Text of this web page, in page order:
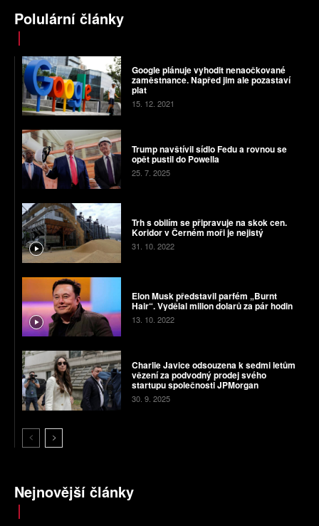
Polulární články
Google plánuje vyhodit nenaočkované
zaměstnance. Napřed jim ale pozastaví
plat
15. 12. 2021
Trump navštívil sídlo Fedu a rovnou se
opět pustil do Powella
25. 7. 2025
Trh s obilím se připravuje na skok cen.
Koridor v Černém moři je nejistý
31. 10. 2022
Elon Musk představil parfém „Burnt
Hair“. Vydělal milion dolarů za pár hodin
13. 10. 2022
Charlie Javice odsouzena k sedmi letům
vězení za podvodný prodej svého
startupu společnosti JPMorgan
30. 9. 2025
Nejnovější články